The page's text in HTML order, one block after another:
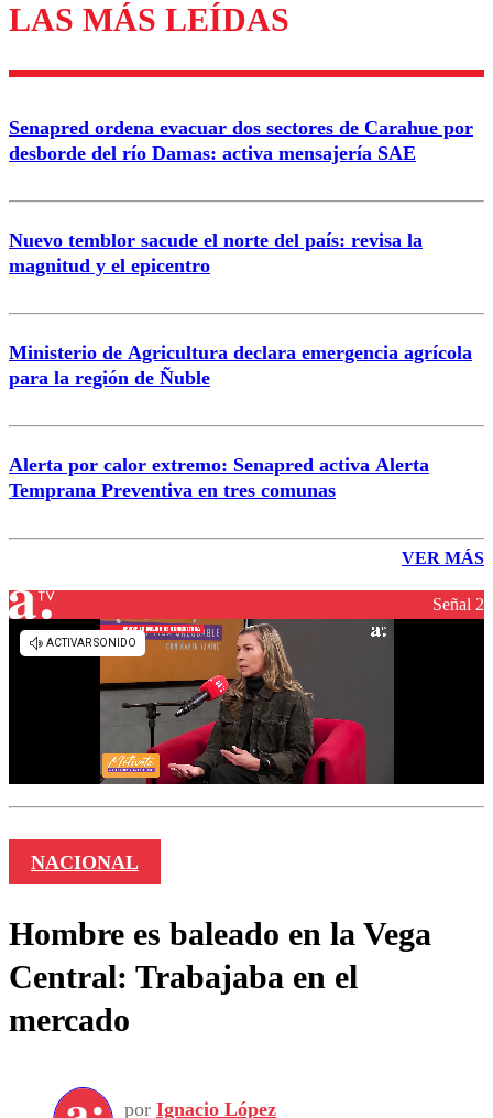
Enviar comentario
LAS MÁS LEÍDAS
Senapred ordena evacuar dos sectores de Carahue por
desborde del río Damas: activa mensajería SAE
Nuevo temblor sacude el norte del país: revisa la
magnitud y el epicentro
Ministerio de Agricultura declara emergencia agrícola
para la región de Ñuble
Alerta por calor extremo: Senapred activa Alerta
Temprana Preventiva en tres comunas
VER MÁS
Señal 2
NACIONAL
Hombre es baleado en la Vega
Central: Trabajaba en el
mercado
por Ignacio López